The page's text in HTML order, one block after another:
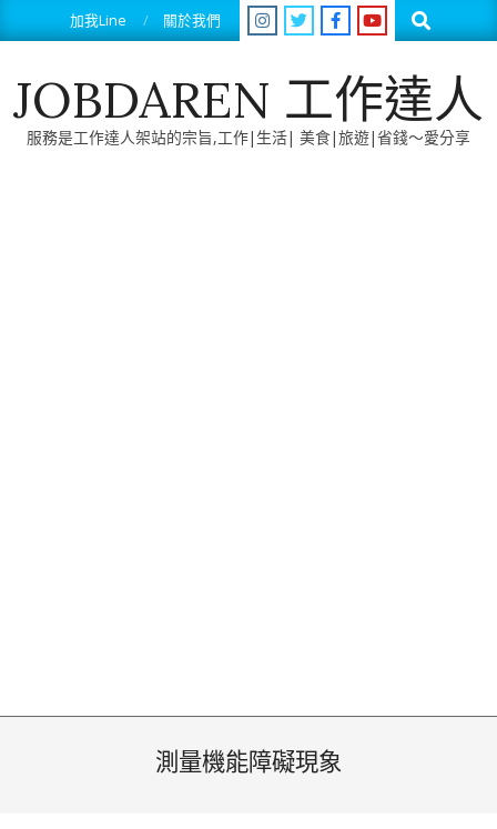
to
加我Line 關於我們 Search
JOBDAREN 工作達人
服務是工作達人架站的宗旨,工作|生活| 美食|旅遊|省錢～愛分享
測量機能障礙現象